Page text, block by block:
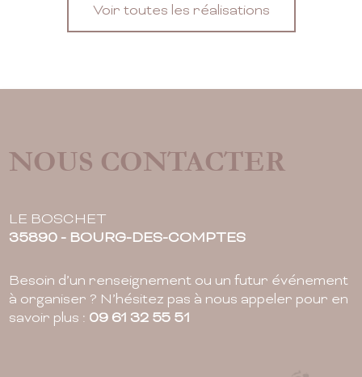
Voir toutes les réalisations
NOUS CONTACTER
LE BOSCHET
35890 - BOURG-DES-COMPTES
Besoin d’un renseignement ou un futur événement
à organiser ? N’hésitez pas à nous appeler pour en
savoir plus : 09 61 32 55 51